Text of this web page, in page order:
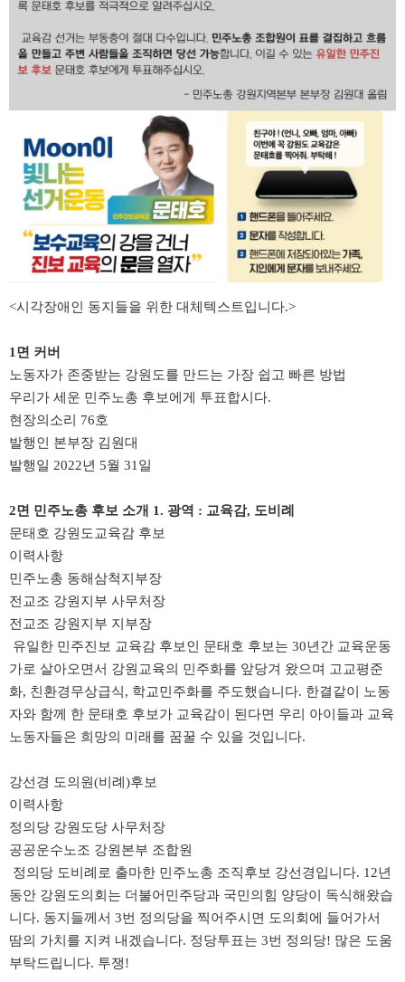
<시각장애인 동지들을 위한 대체텍스트입니다.>
1면 커버
노동자가 존중받는 강원도를 만드는 가장 쉽고 빠른 방법
우리가 세운 민주노총 후보에게 투표합시다.
현장의소리 76호
발행인 본부장 김원대
발행일 2022년 5월 31일
2면 민주노총 후보 소개 1. 광역 : 교육감, 도비례
​문태호 강원도교육감 후보
이력사항
민주노총 동해삼척지부장
전교조 강원지부 사무처장
전교조 강원지부 지부장
유일한 민주진보 교육감 후보인 문태호 후보는 30년간 교육운동
가로 살아오면서 강원교육의 민주화를 앞당겨 왔으며 고교평준
화, 친환경무상급식, 학교민주화를 주도했습니다. 한결같이 노동
자와 함께 한 문태호 후보가 교육감이 된다면 우리 아이들과 교육
노동자들은 희망의 미래를 꿈꿀 수 있을 것입니다.
강선경 도의원(비례)후보
이력사항
정의당 강원도당 사무처장
공공운수노조 강원본부 조합원
정의당 도비례로 출마한 민주노총 조직후보 강선경입니다. 12년
동안 강원도의회는 더불어민주당과 국민의힘 양당이 독식해왔습
니다. 동지들께서 3번 정의당을 찍어주시면 도의회에 들어가서
땀의 가치를 지켜 내겠습니다. 정당투표는 3번 정의당! 많은 도움
부탁드립니다. 투쟁!